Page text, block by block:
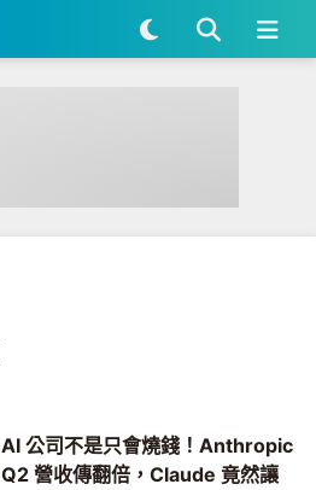
AI 公司不是只會燒錢！Anthropic
Q2 營收傳翻倍，Claude 竟然讓